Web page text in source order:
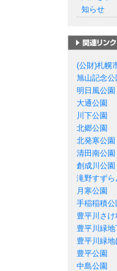
知らせ
(公財)札幌
旭山記念公
明日風公園
大通公園
川下公園
北郷公園
北発寒公園
清田南公園
創成川公園
滝野すず
月寒公園
手稲稲積公
豊平川さ
豊平川緑
豊平川緑
豊平公園
中島公園